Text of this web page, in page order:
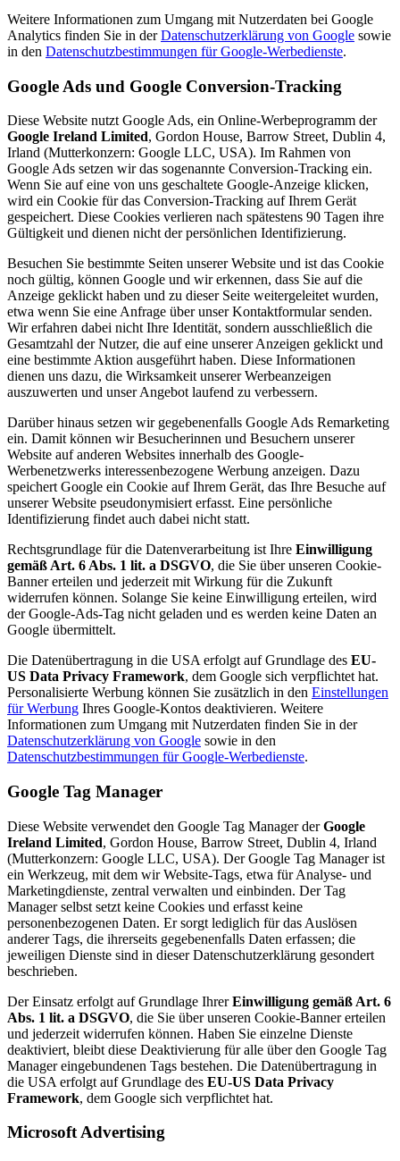
Weitere Informationen zum Umgang mit Nutzerdaten bei Google
Analytics finden Sie in derDatenschutzerklärung von Google sowie
in den Datenschutzbestimmungen für Google-Werbedienste.
Google Ads und Google Conversion-Tracking
Diese Website nutzt Google Ads, ein Online-Werbeprogramm der
Google Ireland Limited, Gordon House, Barrow Street, Dublin 4,
Irland (Mutterkonzern: Google LLC, USA). Im Rahmen von
Google Ads setzen wir das sogenannte Conversion-Tracking ein.
Wenn Sie auf eine von uns geschaltete Google-Anzeige klicken,
wird ein Cookie für das Conversion-Tracking auf Ihrem Gerät
gespeichert. Diese Cookies verlieren nach spätestens 90 Tagen ihre
Gültigkeit und dienen nicht der persönlichen Identifizierung.
Besuchen Sie bestimmte Seiten unserer Website und ist das Cookie
noch gültig, können Google und wir erkennen, dass Sie auf die
Anzeige geklickt haben und zu dieser Seite weitergeleitet wurden,
etwa wenn Sie eine Anfrage über unser Kontaktformular senden.
Wir erfahren dabei nicht Ihre Identität, sondern ausschließlich die
Gesamtzahl der Nutzer, die auf eine unserer Anzeigen geklickt und
eine bestimmte Aktion ausgeführt haben. Diese Informationen
dienen uns dazu, die Wirksamkeit unserer Werbeanzeigen
auszuwerten und unser Angebot laufend zu verbessern.
Darüber hinaus setzen wir gegebenenfalls Google Ads Remarketing
ein. Damit können wir Besucherinnen und Besuchern unserer
Website auf anderen Websites innerhalb des Google-
Werbenetzwerks interessenbezogene Werbung anzeigen. Dazu
speichert Google ein Cookie auf Ihrem Gerät, das Ihre Besuche auf
unserer Website pseudonymisiert erfasst. Eine persönliche
Identifizierung findet auch dabei nicht statt.
Rechtsgrundlage für die Datenverarbeitung ist Ihre Einwilligung
gemäß Art. 6 Abs. 1 lit. a DSGVO, die Sie über unseren Cookie-
Banner erteilen und jederzeit mit Wirkung für die Zukunft
widerrufen können. Solange Sie keine Einwilligung erteilen, wird
der Google-Ads-Tag nicht geladen und es werden keine Daten an
Google übermittelt.
Die Datenübertragung in die USA erfolgt auf Grundlage des EU-
US Data Privacy Framework, dem Google sich verpflichtet hat.
Personalisierte Werbung können Sie zusätzlich in den Einstellungen
für Werbung Ihres Google-Kontos deaktivieren. Weitere
Informationen zum Umgang mit Nutzerdaten finden Sie in der
Datenschutzerklärung von Google sowie in den
Datenschutzbestimmungen für Google-Werbedienste.
Google Tag Manager
Diese Website verwendet den Google Tag Manager derGoogle
Ireland Limited, Gordon House, Barrow Street, Dublin 4, Irland
(Mutterkonzern: Google LLC, USA). Der Google Tag Manager ist
ein Werkzeug, mit dem wir Website-Tags, etwa für Analyse- und
Marketingdienste, zentral verwalten und einbinden. Der Tag
Manager selbst setzt keine Cookies und erfasst keine
personenbezogenen Daten. Er sorgt lediglich für das Auslösen
anderer Tags, die ihrerseits gegebenenfalls Daten erfassen; die
jeweiligen Dienste sind in dieser Datenschutzerklärung gesondert
beschrieben.
Der Einsatz erfolgt auf Grundlage IhrerEinwilligung gemäß Art. 6
Abs. 1 lit. a DSGVO, die Sie über unseren Cookie-Banner erteilen
und jederzeit widerrufen können. Haben Sie einzelne Dienste
deaktiviert, bleibt diese Deaktivierung für alle über den Google Tag
Manager eingebundenen Tags bestehen. Die Datenübertragung in
die USA erfolgt auf Grundlage des EU-US Data Privacy
Framework, dem Google sich verpflichtet hat.
Microsoft Advertising